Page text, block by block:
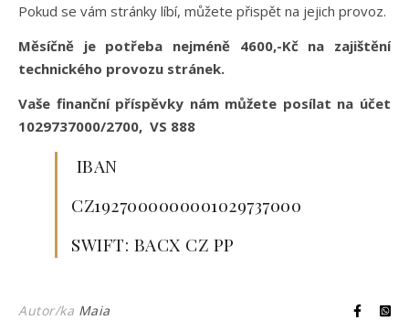
Pokud se vám stránky líbí, můžete přispět na jejich provoz.
Měsíčně je potřeba nejméně 4600,-Kč na zajištění
technického provozu stránek.
Vaše finanční příspěvky nám můžete posílat na účet
1029737000/2700, VS 888
IBAN
CZ1927000000001029737000
SWIFT: BACX CZ PP
Autor/ka Maia